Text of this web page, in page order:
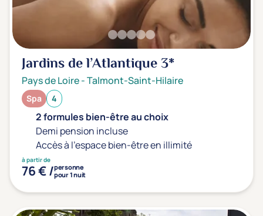
Jardins de l’Atlantique3*
Pays de Loire-Talmont-Saint-Hilaire
Spa 4
2 formules bien-être au choix
Demi pension incluse
Accès à l'espace bien-être en illimité
à partir de
76 € /personne
pour 1 nuit